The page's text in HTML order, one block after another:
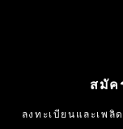
สมัค
ลงทะเบียนและเพลิ